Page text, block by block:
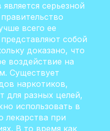
серьезной
всего ее
собой
доказано, что
воздействие на
Существует
наркотиков,
для разных целей,
использовать в
лекарства при
В то время как